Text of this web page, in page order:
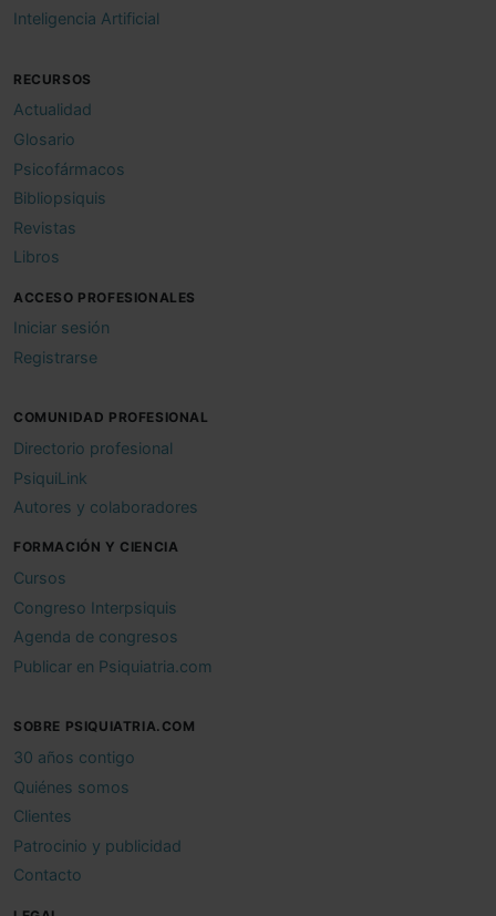
Inteligencia Artificial
RECURSOS
Actualidad
Glosario
Psicofármacos
Bibliopsiquis
Revistas
Libros
ACCESO PROFESIONALES
Iniciar sesión
Registrarse
COMUNIDAD PROFESIONAL
Directorio profesional
PsiquiLink
Autores y colaboradores
FORMACIÓN Y CIENCIA
Cursos
Congreso Interpsiquis
Agenda de congresos
Publicar en Psiquiatria.com
SOBRE PSIQUIATRIA.COM
30 años contigo
Quiénes somos
Clientes
Patrocinio y publicidad
Contacto